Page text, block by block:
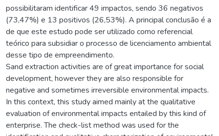
possibilitaram identificar 49 impactos, sendo 36 negativos
(73,47%) e 13 positivos (26,53%). A principal conclusão é a
de que este estudo pode ser utilizado como referencial
teórico para subsidiar o processo de licenciamento ambiental
desse tipo de empreendimento.
Sand extraction activities are of great importance for social
development, however they are also responsible for
negative and sometimes irreversible environmental impacts.
In this context, this study aimed mainly at the qualitative
evaluation of environmental impacts entailed by this kind of
enterprise. The check-list method was used for the